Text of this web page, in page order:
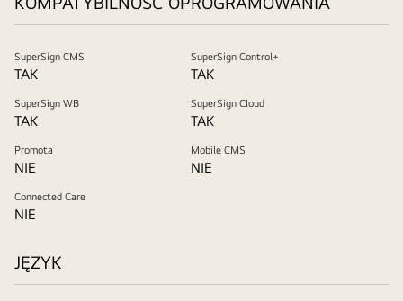
SuperSign CMS
TAK
SuperSign Control+
TAK
SuperSign WB
TAK
SuperSign Cloud
TAK
Promota
NIE
Mobile CMS
NIE
Connected Care
NIE
JĘZYK